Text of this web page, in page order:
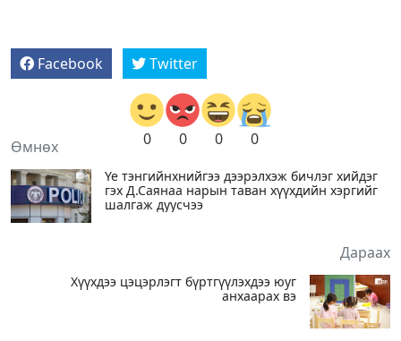
Facebook Twitter
0 0 0 0
Өмнөх
Үе тэнгийнхнийгээ дээрэлхэж бичлэг хийдэг
гэх Д.Саянаа нарын таван хүүхдийн хэргийг
шалгаж дуусчээ
Дараах
Хүүхдээ цэцэрлэгт бүртгүүлэхдээ юуг
анхаарах вэ